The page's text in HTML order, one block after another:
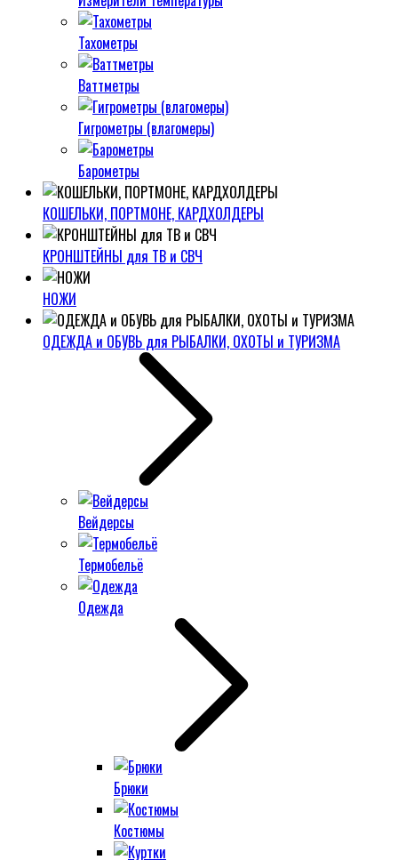
Тахометры
Ваттметры
Гигрометры (влагомеры)
Барометры
КОШЕЛЬКИ, ПОРТМОНЕ, КАРДХОЛДЕРЫ
КРОНШТЕЙНЫ для ТВ и СВЧ
НОЖИ
ОДЕЖДА и ОБУВЬ для РЫБАЛКИ, ОХОТЫ и ТУРИЗМА
Вейдерсы
Термобельё
Одежда
Брюки
Костюмы